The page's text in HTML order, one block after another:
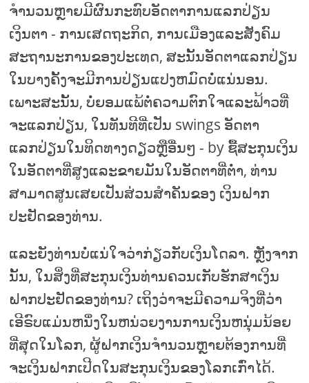
ຈໍານວນຫຼາຍມີຜົນກະທົບອັດຕາການແລກປ່ຽນ
ເງິນຕາ - ການເສດຖະກິດ, ການເມືອງແລະສັງຄົມ
ສະຖານະການຂອງປະເທດ, ສະນັ້ນອັດຕາແລກປ່ຽນ
ໃນບາງຄັ້ງຈະມີການປ່ຽນແປງຫມົດບໍ່ແນ່ນອນ.
ເພາະສະນັ້ນ, ບໍ່ຍອມແພ້ຕໍ່ຄວາມຕົກໃຈແລະຟ້າວທີ່
ຈະແລກປ່ຽນ, ໃນທັນທີທີ່ເປັນ swings ອັດຕາ
ແລກປ່ຽນໃນທິດທາງດຽວຫຼືອື່ນໆ - by ຊື້ສະກຸນເງິນ
ໃນອັດຕາທີ່ສູງແລະຂາຍມັນໃນອັດຕາທີ່ຕ່ໍາ, ທ່ານ
ສາມາດສູນເສຍເປັນສ່ວນສໍາຄັນຂອງ ເງິນຝາກ
ປະຢັດຂອງທ່ານ.
ແລະຍັງທ່ານບໍ່ແນ່ໃຈວ່າກ່ຽວກັບເງິນໂດລາ. ຫຼັງຈາກ
ນັ້ນ, ໃນສິ່ງທີ່ສະກຸນເງິນທ່ານຄວນເກັບຮັກສາເງິນ
ຝາກປະຢັດຂອງທ່ານ? ເຖິງວ່າຈະມີຄວາມຈິງທີ່ວ່າ
ເອີຣົບແມ່ນຫນຶ່ງໃນຫນ່ວຍງານການເງິນຫນຸ່ມນ້ອຍ
ທີ່ສຸດໃນໂລກ, ຜູ້ຝາກເງິນຈໍານວນຫຼາຍຕ້ອງການທີ່
ຈະເງິນຝາກເປີດໃນສະກຸນເງິນຂອງໂລກເກົ່າໄດ້.